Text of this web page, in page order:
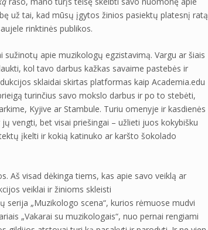
už tai, kad mūsų įgytos žinios pasiektų platesnį ratą
rinktinės publikos.
apie muzikologų egzistavimą. Vargu ar šiais
kol tavo darbus kažkas savaime pastebės ir
sklaidai skirtas platformas kaip Academia.edu
turinčius savo mokslo darbus ir po to stebėti,
Kyjive ar Stambule. Turiu omenyje ir kasdienės
vengti, bet visai priešingai – užlieti juos kokybišku
įkelti ir kokią katinuko ar karšto šokolado
Aš visad dėkinga tiems, kas apie savo veiklą ar
veiklai ir žinioms skleisti
serija „Muzikologo scena“, kurios rėmuose mudvi
„Vakarai su muzikologais“, nuo pernai rengiami